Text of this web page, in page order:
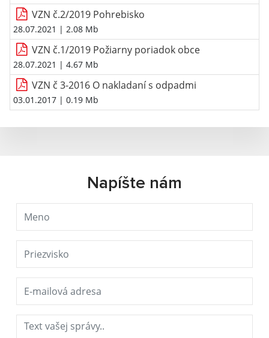
VZN č.2/2019 Pohrebisko
28.07.2021 | 2.08 Mb
VZN č.1/2019 Požiarny poriadok obce
28.07.2021 | 4.67 Mb
VZN č 3-2016 O nakladaní s odpadmi
03.01.2017 | 0.19 Mb
Napíšte nám